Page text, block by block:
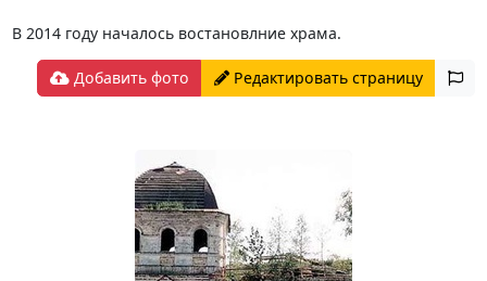
В 2014 году началось востановлние храма.
Добавить фото Редактировать страницу